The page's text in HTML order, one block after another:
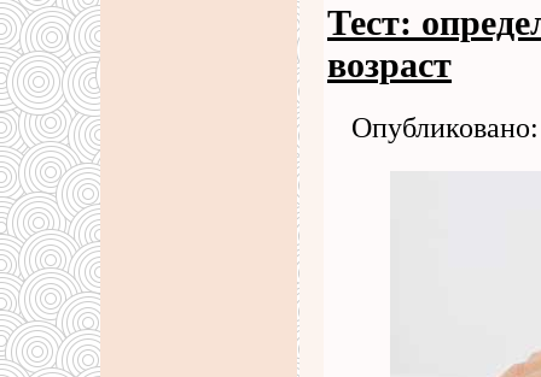
Тест:
возраст